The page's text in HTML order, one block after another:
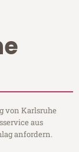
von Karlsruhe
aus
anfordern.